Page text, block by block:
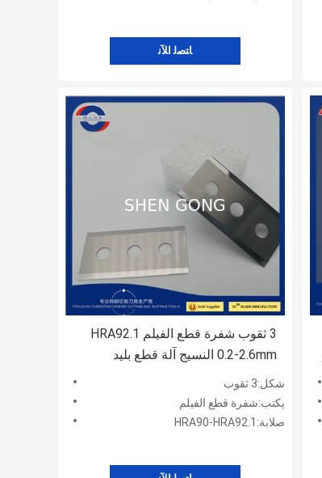
ﺎﺘﺼﻟ ﺍﻶﻧ
3 ثقوب شفرة قطع الفيلم HRA92.1
0.2-2.6mm النسيج آلة قطع بليد
شكل:3 ثقوب
يكتب:شفرة قطع الفيلم
صلابة:HRA90-HRA92.1